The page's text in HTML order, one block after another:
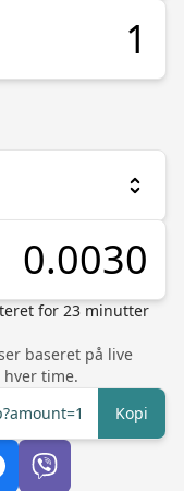
for 23minutter
baseret på live
hver time.
Kopi